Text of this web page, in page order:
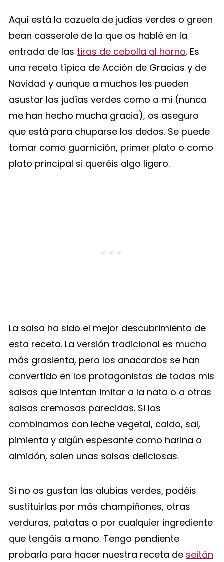
Aquí está la cazuela de judías verdes o green
bean casserole de la que os hablé en la
entrada de las tiras de cebolla al horno. Es
una receta típica de Acción de Gracias y de
Navidad y aunque a muchos les pueden
asustar las judías verdes como a mi (nunca
me han hecho mucha gracia), os aseguro
que está para chuparse los dedos. Se puede
tomar como guarnición, primer plato o como
plato principal si queréis algo ligero.
La salsa ha sido el mejor descubrimiento de
esta receta. La versión tradicional es mucho
más grasienta, pero los anacardos se han
convertido en los protagonistas de todas mis
salsas que intentan imitar a la nata o a otras
salsas cremosas parecidas. Si los
combinamos con leche vegetal, caldo, sal,
pimienta y algún espesante como harina o
almidón, salen unas salsas deliciosas.
Si no os gustan las alubias verdes, podéis
sustituirlas por más champiñones, otras
verduras, patatas o por cualquier ingrediente
que tengáis a mano. Tengo pendiente
probarla para hacer nuestra receta de seitán